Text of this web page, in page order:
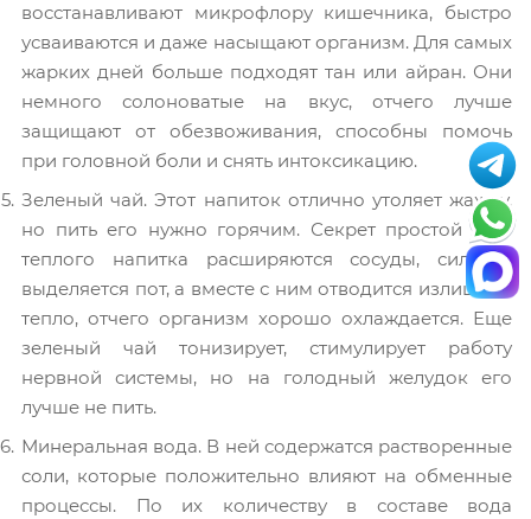
восстанавливают микрофлору кишечника, быстро
усваиваются и даже насыщают организм. Для самых
жарких дней больше подходят тан или айран. Они
немного солоноватые на вкус, отчего лучше
защищают от обезвоживания, способны помочь
при головной боли и снять интоксикацию.
Зеленый чай. Этот напиток отлично утоляет жажду,
но пить его нужно горячим. Секрет простой – от
теплого напитка расширяются сосуды, сильнее
выделяется пот, а вместе с ним отводится излишнее
тепло, отчего организм хорошо охлаждается. Еще
зеленый чай тонизирует, стимулирует работу
нервной системы, но на голодный желудок его
лучше не пить.
Минеральная вода. В ней содержатся растворенные
соли, которые положительно влияют на обменные
процессы. По их количеству в составе вода